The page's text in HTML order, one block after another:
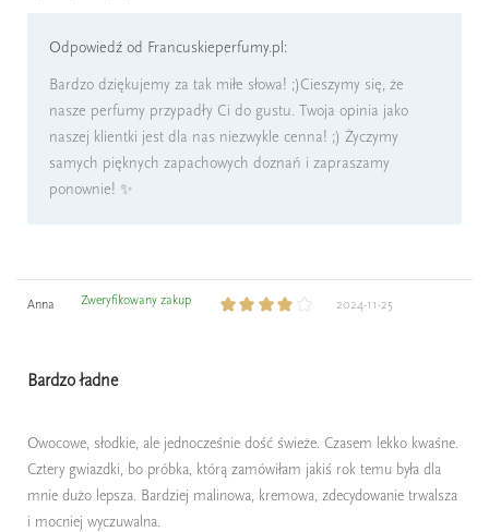
Odpowiedź od Francuskieperfumy.pl:
Bardzo dziękujemy za tak miłe słowa! ;)Cieszymy się, że
nasze perfumy przypadły Ci do gustu. Twoja opinia jako
naszej klientki jest dla nas niezwykle cenna! ;) Życzymy
samych pięknych zapachowych doznań i zapraszamy
ponownie! ✨
Anna Zweryfikowany zakup 2024-11-25
Bardzo ładne
Owocowe, słodkie, ale jednocześnie dość świeże. Czasem lekko kwaśne.
Cztery gwiazdki, bo próbka, którą zamówiłam jakiś rok temu była dla
mnie dużo lepsza. Bardziej malinowa, kremowa, zdecydowanie trwalsza
i mocniej wyczuwalna.